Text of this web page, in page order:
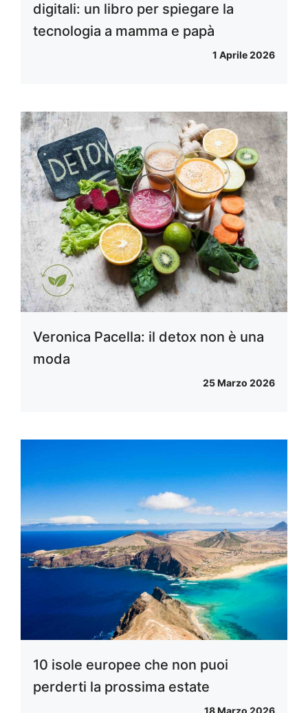
digitali: un libro per spiegare la
tecnologia a mamma e papà
1 Aprile 2026
Veronica Pacella: il detox non è una
moda
25 Marzo 2026
10 isole europee che non puoi
perderti la prossima estate